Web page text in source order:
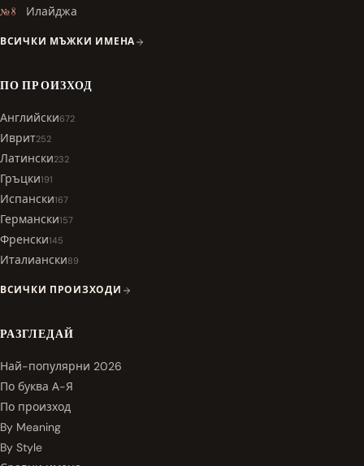
№ 8 Илайджа
ВСИЧКИ МЪЖКИ ИМЕНА
ПО ПРОИЗХОД
Английски672
Иврит252
Латински232
Гръцки191
Испански167
Германски157
Френски145
Италиански89
ВСИЧКИ ПРОИЗХОДИ
РАЗГЛЕДАЙ
Най-популярни 2026
По буква А-Я
По произход
By Meaning
By Style